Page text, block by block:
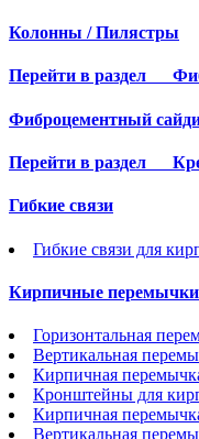
Колонны / Пилястры
Перейти в раздел
Фиброцементный
Перейти в раздел
Гибкие связи
Гибкие связи для
Кирпичные перемычки
Горизонтальная
Вертикальная
Кирпичная
Кронштейны для
Кирпичная
Вертикальная